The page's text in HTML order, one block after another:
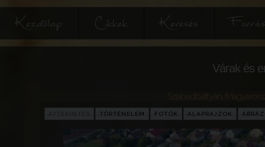
Kezdőlap Cikkek Keresés
Várak és
Szabadbattyán
TÖRTÉNELEM FOTÓK ALAPRAJZOK